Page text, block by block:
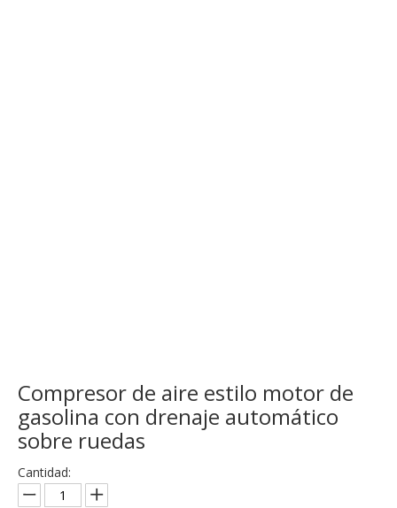
Compresor de aire estilo motor de
gasolina con drenaje automático
sobre ruedas
Cantidad: